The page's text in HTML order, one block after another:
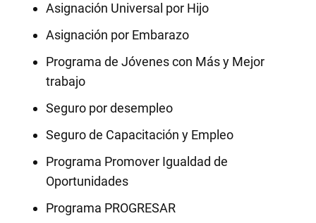
Asignación Universal por Hijo
Asignación por Embarazo
Programa de Jóvenes con Más y Mejor
trabajo
Seguro por desempleo
Seguro de Capacitación y Empleo
Programa Promover Igualdad de
Oportunidades
Programa PROGRESAR